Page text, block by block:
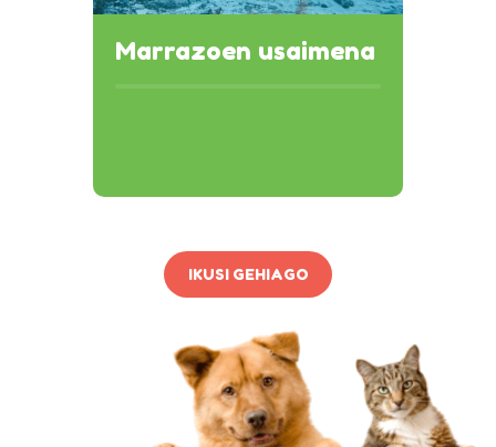
Marrazoen usaimena
IKUSI GEHIAGO